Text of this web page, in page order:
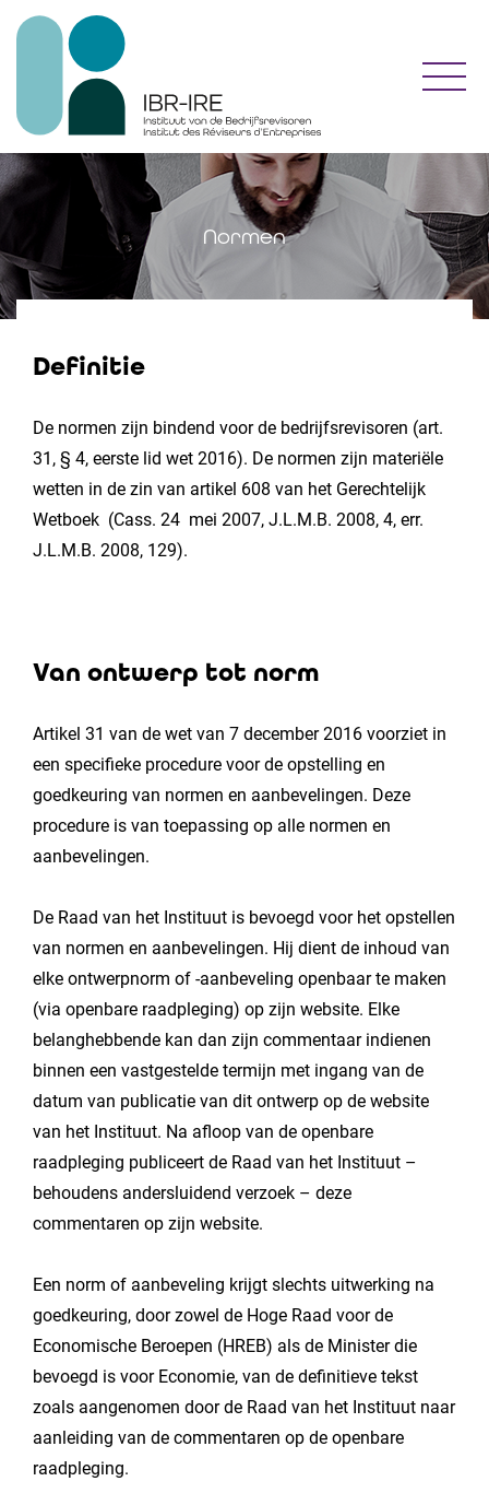
Normen
Definitie
De normen zijn bindend voor de bedrijfsrevisoren (art.
31, § 4, eerste lid wet 2016). De normen zijn materiële
wetten in de zin van artikel 608 van het Gerechtelijk
Wetboek (Cass. 24 mei 2007, J.L.M.B. 2008, 4, err.
J.L.M.B. 2008, 129).
Van ontwerp tot norm
Artikel 31 van de wet van 7 december 2016 voorziet in
een specifieke procedure voor de opstelling en
goedkeuring van normen en aanbevelingen. Deze
procedure is van toepassing op alle normen en
aanbevelingen.
De Raad van het Instituut is bevoegd voor het opstellen
van normen en aanbevelingen. Hij dient de inhoud van
elke ontwerpnorm of -aanbeveling openbaar te maken
(via openbare raadpleging) op zijn website. Elke
belanghebbende kan dan zijn commentaar indienen
binnen een vastgestelde termijn met ingang van de
datum van publicatie van dit ontwerp op de website
van het Instituut. Na afloop van de openbare
raadpleging publiceert de Raad van het Instituut –
behoudens andersluidend verzoek – deze
commentaren op zijn website.
Een norm of aanbeveling krijgt slechts uitwerking na
goedkeuring, door zowel de Hoge Raad voor de
Economische Beroepen (HREB) als de Minister die
bevoegd is voor Economie, van de definitieve tekst
zoals aangenomen door de Raad van het Instituut naar
aanleiding van de commentaren op de openbare
raadpleging.